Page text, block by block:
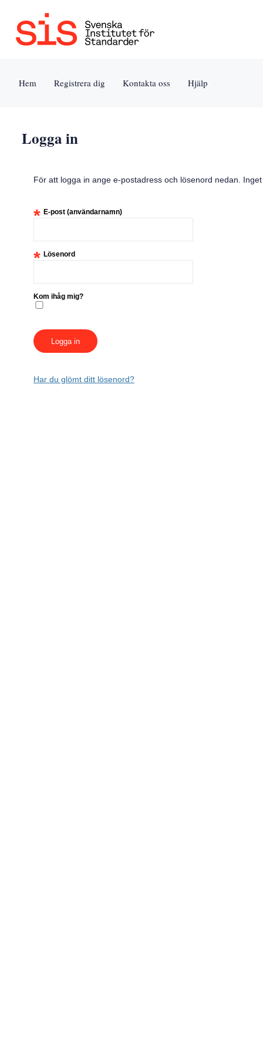
Jump
Hem Registrera dig Kontakta oss Hjälp
Logga in
För att logga in ange e-postadress och lösenord nedan.
* E-post (användarnamn)
* Lösenord
Kom ihåg mig?
Har du glömt ditt lösenord?